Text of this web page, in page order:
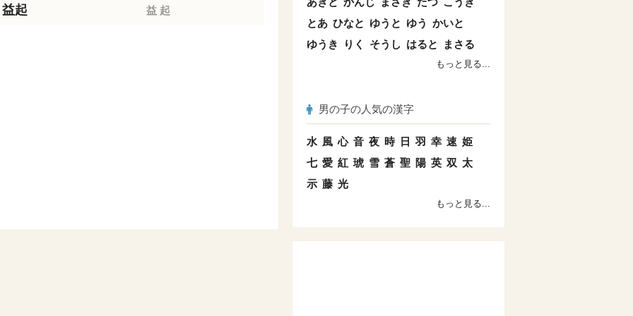
益起 益 起
とあ ひなと ゆうと ゆう かいと
ゆうき
りく そうし はると まさる
もっと見る...
男の子の人気の漢字
水 風 心 音 夜 時 日 羽 幸 速 姫
七 愛 紅 琥 雪 蒼 聖 陽 英 双 太
示 藤 光
もっと見る...